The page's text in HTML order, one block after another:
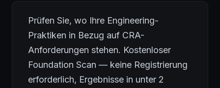
Prüfen Sie, wo Ihre Engineering-
Praktiken in Bezug auf CRA-
Anforderungen stehen. Kostenloser
Foundation Scan — keine Registrierung
erforderlich, Ergebnisse in unter 2